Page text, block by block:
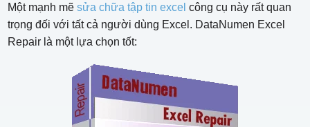
Một mạnh mẽsửa chữa tập tin excel công cụ này rất quan
trọng đối với tất cả người dùng Excel. DataNumen Excel
Repair là một lựa chọn tốt: